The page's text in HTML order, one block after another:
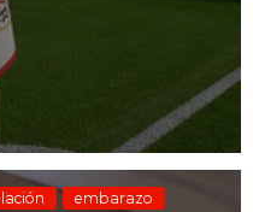
embarazo